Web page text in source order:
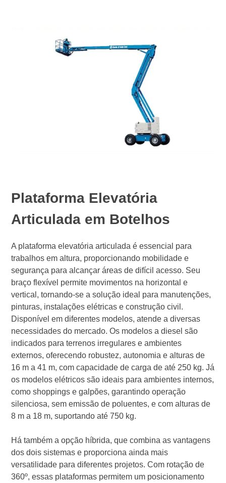
Plataforma Elevatória
Articulada em Botelhos
A plataforma elevatória articulada é essencial para
trabalhos em altura, proporcionando mobilidade e
segurança para alcançar áreas de difícil acesso. Seu
braço flexível permite movimentos na horizontal e
vertical, tornando-se a solução ideal para manutenções,
pinturas, instalações elétricas e construção civil.
Disponível em diferentes modelos, atende a diversas
necessidades do mercado. Os modelos a diesel são
indicados para terrenos irregulares e ambientes
externos, oferecendo robustez, autonomia e alturas de
16 m a 41 m, com capacidade de carga de até 250 kg. Já
os modelos elétricos são ideais para ambientes internos,
como shoppings e galpões, garantindo operação
silenciosa, sem emissão de poluentes, e com alturas de
8 m a 18 m, suportando até 750 kg.
Há também a opção híbrida, que combina as vantagens
dos dois sistemas e proporciona ainda mais
versatilidade para diferentes projetos. Com rotação de
360º, essas plataformas permitem um posicionamento